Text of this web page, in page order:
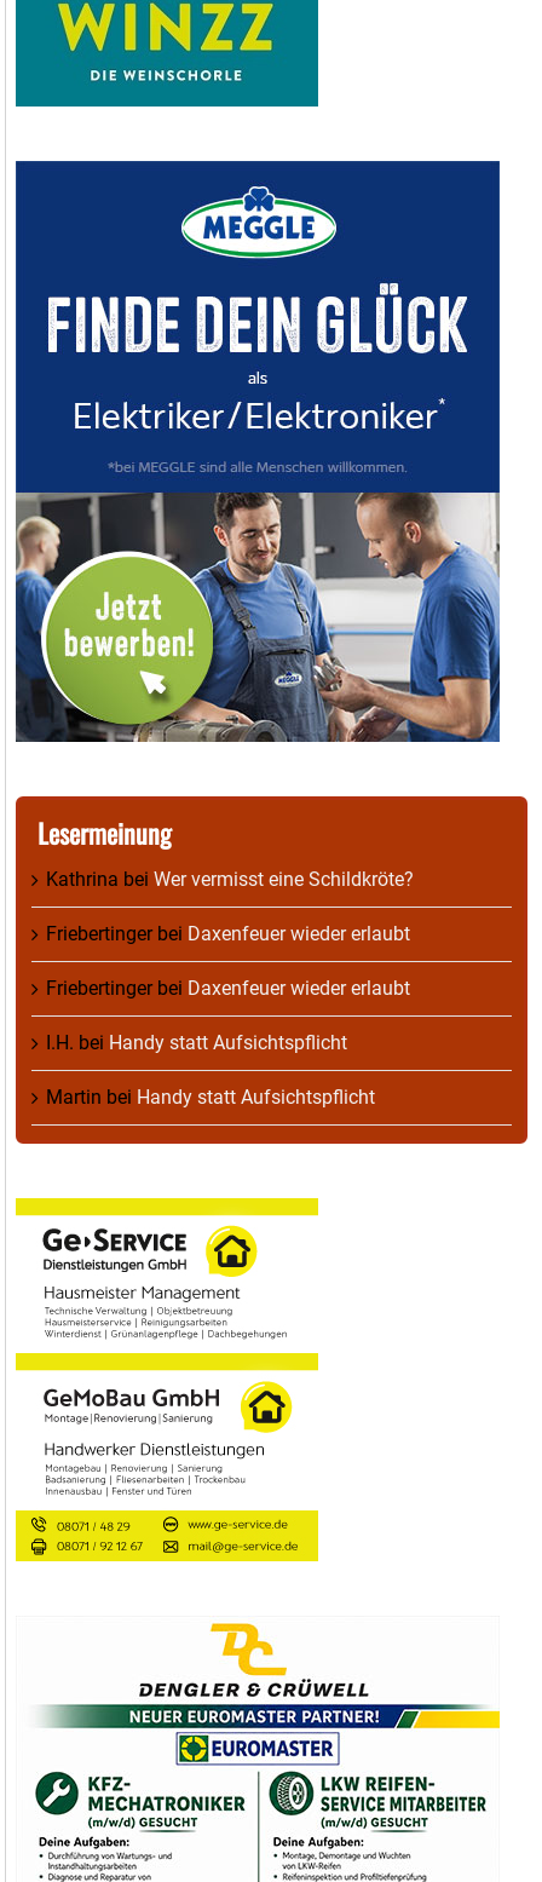
Lesermeinung
Kathrina bei Wer vermisst eine Schildkröte?
Friebertingerbei Daxenfeuer wieder erlaubt
Friebertingerbei Daxenfeuer wieder erlaubt
I.H. bei Handy statt Aufsichtspflicht
Martin bei Handy statt Aufsichtspflicht